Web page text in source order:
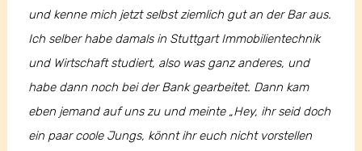
und kenne mich jetzt selbst ziemlich gut an der Bar aus.
Ich selber habe damals in Stuttgart Immobilientechnik
und Wirtschaft studiert, also was ganz anderes, und
habe dann noch bei der Bank gearbeitet. Dann kam
eben jemand auf uns zu und meinte „Hey, ihr seid doch
ein paar coole Jungs, könnt ihr euch nicht vorstellen